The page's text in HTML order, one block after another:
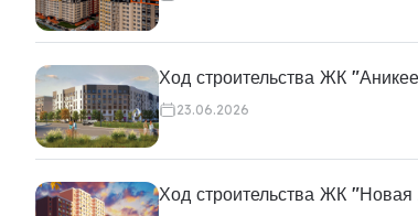
Ход строительства ЖК
23.06.2026
Ход строительства ЖК